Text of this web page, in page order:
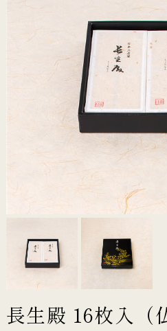
長生殿 16枚入（